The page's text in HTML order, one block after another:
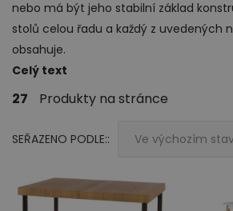
Obývací pokoj
nebo má být jeho stabilní základ
stolů celou řadu a každý z uvedených
obsahuje.
Celý text
27 Produkty na stránce
SEŘAZENO PODLE:: Ve výchozím